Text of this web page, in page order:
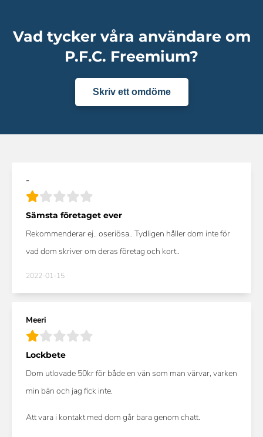
Vad tycker våra användare om
P.F.C. Freemium?
Skriv ett omdöme
-
Sämsta företaget ever
Rekommenderar ej.. oseriösa.. Tydligen håller dom inte för
vad dom skriver om deras företag och kort..
2022-01-15
Meeri
Lockbete
Dom utlovade 50kr för både en vän som man värvar, varken
min bän och jag fick inte.
Att vara i kontakt med dom går bara genom chatt.